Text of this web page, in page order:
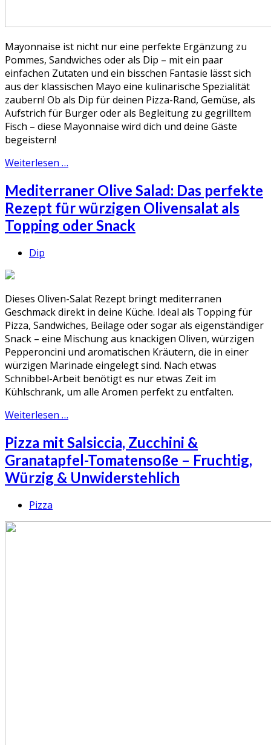
Mayonnaise ist nicht nur eine perfekte Ergänzung zu
Pommes, Sandwiches oder als Dip – mit ein paar
einfachen Zutaten und ein bisschen Fantasie lässt sich
aus der klassischen Mayo eine kulinarische Spezialität
zaubern! Ob als Dip für deinen Pizza-Rand, Gemüse, als
Aufstrich für Burger oder als Begleitung zu gegrilltem
Fisch – diese Mayonnaise wird dich und deine Gäste
begeistern!
Weiterlesen …
Mediterraner Olive Salad: Das perfekte
Rezept für würzigen Olivensalat als
Topping oder Snack
Dip
Dieses Oliven-Salat Rezept bringt mediterranen
Geschmack direkt in deine Küche. Ideal als Topping für
Pizza, Sandwiches, Beilage oder sogar als eigenständiger
Snack – eine Mischung aus knackigen Oliven, würzigen
Pepperoncini und aromatischen Kräutern, die in einer
würzigen Marinade eingelegt sind. Nach etwas
Schnibbel-Arbeit benötigt es nur etwas Zeit im
Kühlschrank, um alle Aromen perfekt zu entfalten.
Weiterlesen …
Pizza mit Salsiccia, Zucchini &
Granatapfel-Tomatensoße – Fruchtig,
Würzig & Unwiderstehlich
Pizza